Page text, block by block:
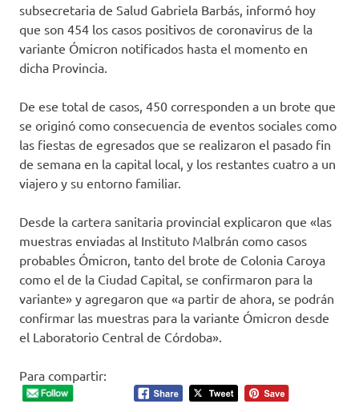
subsecretaria de Salud Gabriela Barbás, informó hoy
que son 454 los casos positivos de coronavirus de la
variante Ómicron notificados hasta el momento en
dicha Provincia.
De ese total de casos, 450 corresponden a un brote que
se originó como consecuencia de eventos sociales como
las fiestas de egresados que se realizaron el pasado fin
de semana en la capital local, y los restantes cuatro a un
viajero y su entorno familiar.
Desde la cartera sanitaria provincial explicaron que «las
muestras enviadas al Instituto Malbrán como casos
probables Ómicron, tanto del brote de Colonia Caroya
como el de la Ciudad Capital, se confirmaron para la
variante» y agregaron que «a partir de ahora, se podrán
confirmar las muestras para la variante Ómicron desde
el Laboratorio Central de Córdoba».
Para compartir: